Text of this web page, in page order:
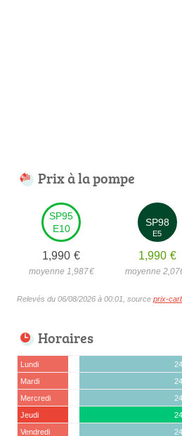
Prix à la pompe
SP95
E10
1,990 €
moyenne 1,987€
SP98
E5
1,990 €
moyenne
Relevés du 06/08/2026 à 00:01, source prix-
Horaires
Lundi
Mardi
Mercredi
Jeudi
Vendredi